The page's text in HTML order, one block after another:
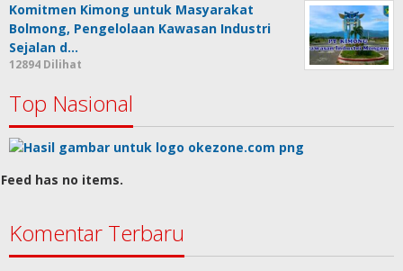
Komitmen Kimong untuk Masyarakat
Bolmong, Pengelolaan Kawasan Industri
Sejalan d…
12894 Dilihat
Top Nasional
Feed has no items.
Komentar Terbaru